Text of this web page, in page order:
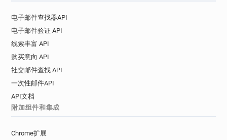
电子邮件查找器API
电子邮件验证 API
线索丰富 API
购买意向 API
社交邮件查找 API
一次性邮件API
API文档
附加组件和集成
Chrome扩展